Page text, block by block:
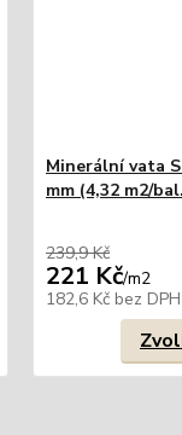
Minerální vata
mm (4,32 m2/
239,9 Kč
221 Kč/m2
182,6 Kč bez DPH